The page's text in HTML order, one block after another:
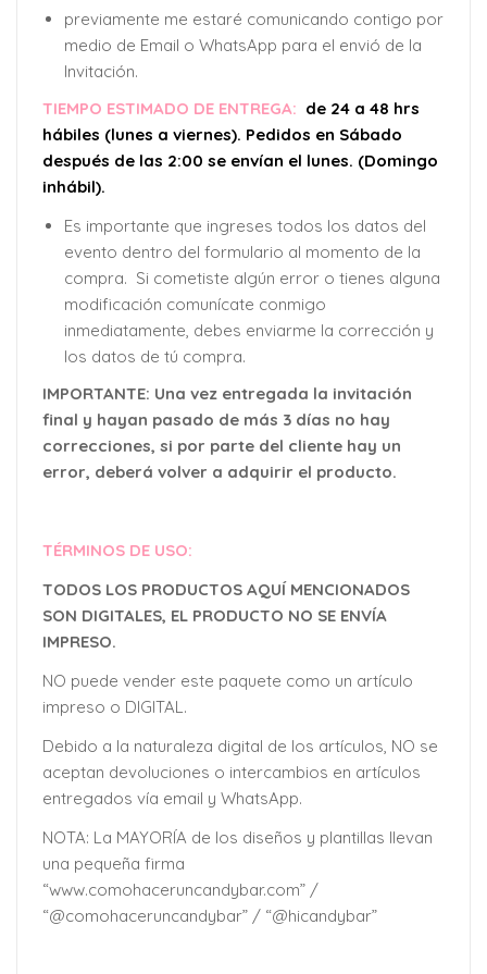
previamente me estaré comunicando contigo por
medio de Email o WhatsApp para el envió de la
Invitación.
TIEMPO ESTIMADO DE ENTREGA: de 24 a 48 hrs
hábiles (lunes a viernes). Pedidos en Sábado
después de las 2:00 se envían el lunes. (Domingo
inhábil).
Es importante que ingreses todos los datos del
evento dentro del formulario al momento de la
compra. Si cometiste algún error o tienes alguna
modificación comunícate conmigo
inmediatamente, debes enviarme la corrección y
los datos de tú compra.
IMPORTANTE: Una vez entregada la invitación
final y hayan pasado de más 3 días no hay
correcciones, si por parte del cliente hay un
error, deberá volver a adquirir el producto.
TÉRMINOS DE USO:
TODOS LOS PRODUCTOS AQUÍ MENCIONADOS
SON DIGITALES, EL PRODUCTO NO SE ENVÍA
IMPRESO.
NO puede vender este paquete como un artículo
impreso o DIGITAL.
Debido a la naturaleza digital de los artículos, NO se
aceptan devoluciones o intercambios en artículos
entregados vía email y WhatsApp.
NOTA: La MAYORÍA de los diseños y plantillas llevan
una pequeña firma
“www.comohaceruncandybar.com” /
“@comohaceruncandybar” / “@hicandybar”